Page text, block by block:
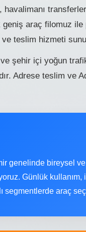
havalimanı
araç filomuz
teslim hizmeti
şehir içi yoğun
Adrese teslim ve
genelinde bireysel
Günlük
segmentlerde araç